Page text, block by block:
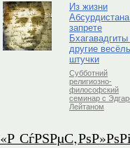
Из жизни
запрете
Бхагавадгиты
другие
штучки
Субботний
религиозно-
философский
семинар с
Лейтаном